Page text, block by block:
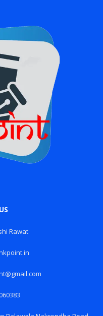
Rawat